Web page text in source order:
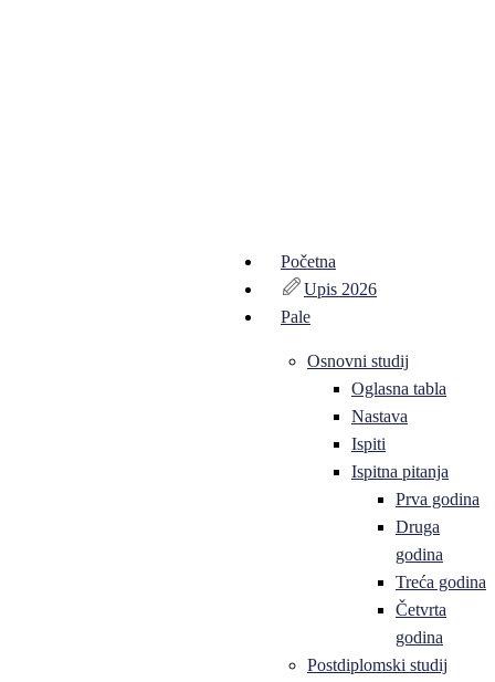
Početna
Upis 2026
Pale
Osnovni studij
Oglasna tabla
Nastava
Ispiti
Ispitna pitanja
Prva godina
Druga
godina
Treća godina
Četvrta
godina
Postdiplomski studij